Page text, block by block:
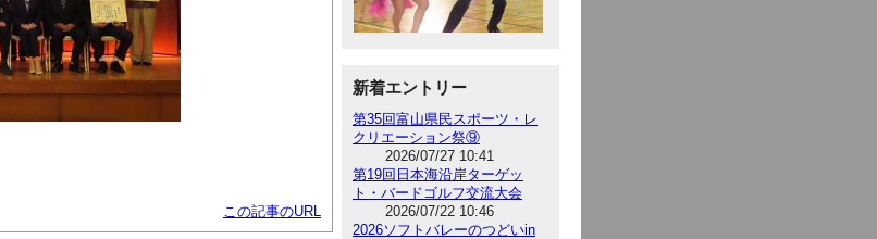
この記事のURL
新着エントリー
第35回富山県民スポーツ・レ
クリエーション祭⑨
2026/07/27 10:41
第19回日本海沿岸ターゲッ
ト・バードゴルフ交流大会
2026/07/22 10:46
2026ソフトバレーのつどいin